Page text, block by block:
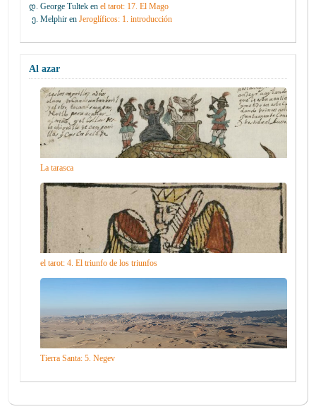
George Tultek enel tarot: 17. El Mago
Melphir enJeroglíficos: 1. introducción
Al azar
La tarasca
el tarot: 4. El triunfo de los triunfos
Tierra Santa: 5. Negev